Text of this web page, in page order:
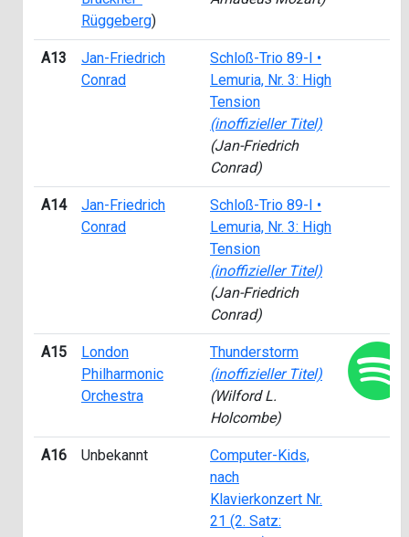
Rüggeberg)
A13
Jan-Friedrich
Conrad
Schloß-Trio 89-I •
Lemuria, Nr. 3: High
Tension
(inoffizieller Titel)
(Jan-Friedrich
Conrad)
A14
Jan-Friedrich
Conrad
Schloß-Trio 89-I •
Lemuria, Nr. 3: High
Tension
(inoffizieller Titel)
(Jan-Friedrich
Conrad)
A15
London
Philharmonic
Orchestra
Thunderstorm
(inoffizieller Titel)
(Wilford L.
Holcombe)
A16 Unbekannt
Computer-Kids,
nach
Klavierkonzert Nr.
21 (2. Satz: